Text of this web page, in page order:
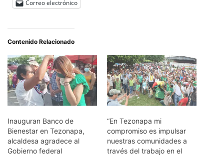
Correo electrónico
Contenido Relacionado
Inauguran Banco de
Bienestar en Tezonapa,
alcaldesa agradece al
Gobierno federal
“En Tezonapa mi
compromiso es impulsar
nuestras comunidades a
través del trabajo en el